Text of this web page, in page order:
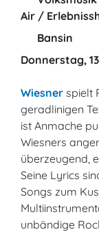
Air /
Bansin
Donnerstag,
Wiesner spielt
geradlinigen
ist Anmache
Wiesners
überzeugend,
Seine Lyrics
Songs zum
unbändige